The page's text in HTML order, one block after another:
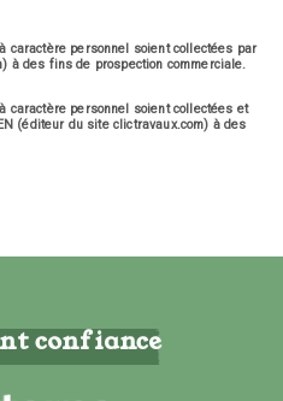
caractère personnel soient collectées par
à des fins de prospection commerciale.
caractère personnel soient collectées et
(éditeur du site clictravaux.com) à des
confiance